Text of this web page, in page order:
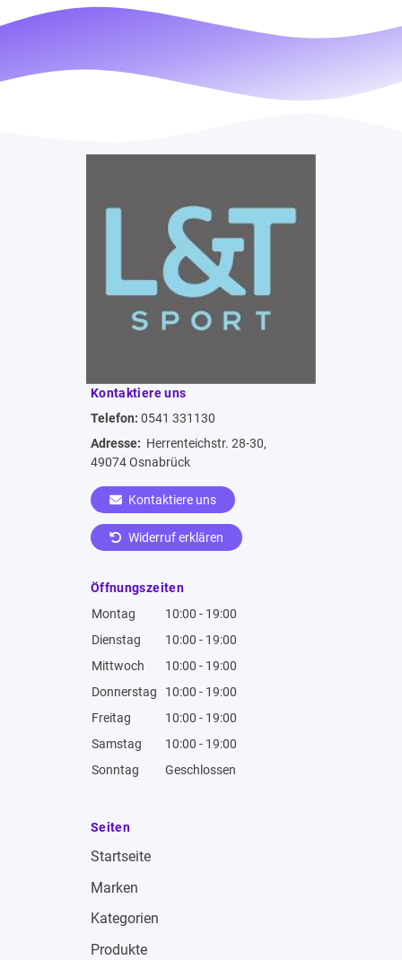
Kontaktiere uns
Telefon: 0541 331130
Adresse: Herrenteichstr. 28-30,
49074 Osnabrück
Kontaktiere uns
Widerruf erklären
Öffnungszeiten
Montag
10:00 - 19:00
Dienstag
10:00 - 19:00
Mittwoch
10:00 - 19:00
Donnerstag
10:00 - 19:00
Freitag
10:00 - 19:00
Samstag
10:00 - 19:00
Sonntag
Geschlossen
Seiten
Startseite
Marken
Kategorien
Produkte